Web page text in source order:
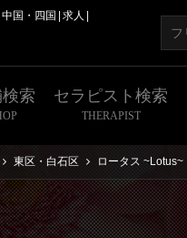
中国・四国
求人
索 セラピスト検索
THERAPIST
東区・白石区 ロータス ~Lotus~